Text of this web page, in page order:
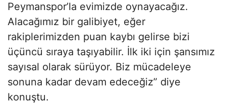
Peymanspor’la evimizde oynayacağız.
Alacağımız bir galibiyet, eğer
rakiplerimizden puan kaybı gelirse bizi
üçüncü sıraya taşıyabilir. İlk iki için şansımız
sayısal olarak sürüyor. Biz mücadeleye
sonuna kadar devam edeceğiz” diye
konuştu.